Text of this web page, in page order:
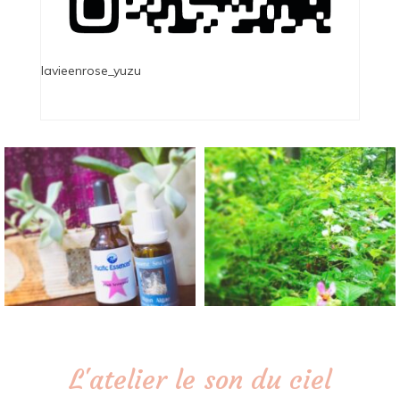
lavieenrose_yuzu
L'atelier le son du ciel